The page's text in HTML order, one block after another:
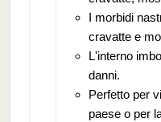
I morbidi
cravatte e
L'interno
danni.
Perfetto per
paese o per